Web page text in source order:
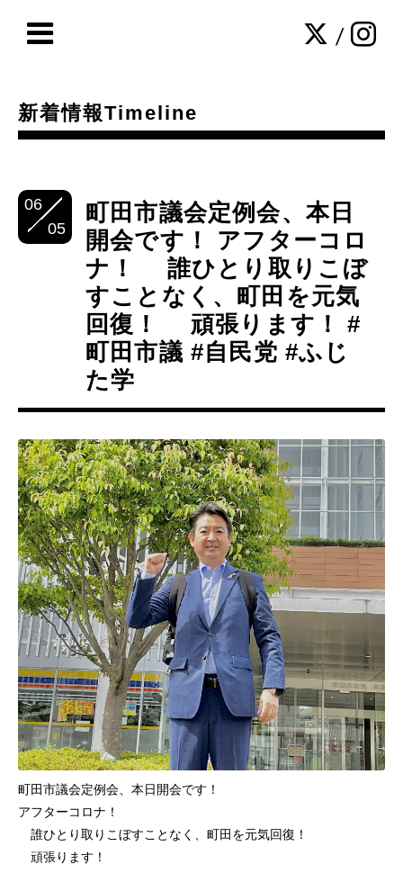
/
新着情報Timeline
06
05
町田市議会定例会、本日
開会です！ アフターコロ
ナ！ 誰ひとり取りこぼ
すことなく、町田を元気
回復！ 頑張ります！ #
町田市議 #自民党 #ふじ
た学
町田市議会定例会、本日開会です！
アフターコロナ！
誰ひとり取りこぼすことなく、町田を元気回復！
頑張ります！